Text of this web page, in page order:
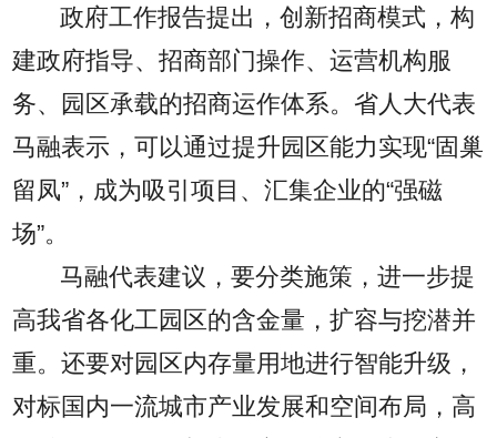
政府工作报告提出，创新招商模式，构
建政府指导、招商部门操作、运营机构服
务、园区承载的招商运作体系。省人大代表
马融表示，可以通过提升园区能力实现“固巢
留凤”，成为吸引项目、汇集企业的“强磁
场”。
马融代表建议，要分类施策，进一步提
高我省各化工园区的含金量，扩容与挖潜并
重。还要对园区内存量用地进行智能升级，
对标国内一流城市产业发展和空间布局，高